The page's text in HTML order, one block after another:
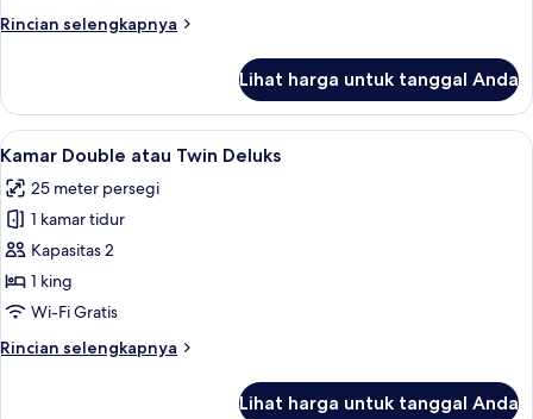
Standar
Rincian selengkapnya
Rincian
Kamar
Double
atau
Standar
Lihat harga untuk tanggal Anda
Lihat
semua
foto
untuk
Kamar
Double
atau
Deluks
Brankas, ruang kerja ramah laptop,
3
Kamar Double atau Twin Deluks
25 meter persegi
1 kamar tidur
Kapasitas 2
1 king
Wi-Fi Gratis
Rincian selengkapnya
Rincian
Lihat harga untuk tanggal Anda